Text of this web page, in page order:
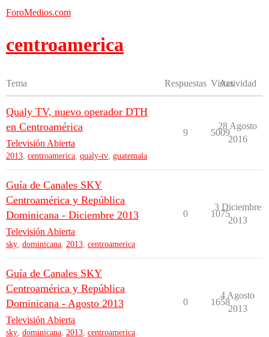
ForoMedios.com
centroamerica
Tema Respuestas Vistas
Actividad
Qualy TV, nuevo operador DTH
en Centroamérica
Televisión Abierta
2013, centroamerica, qualy-tv, guatemala
9 5009
28 Agosto
2016
Guía de Canales SKY
Centroamérica y República
Dominicana - Diciembre 2013
Televisión Abierta
sky, dominicana, 2013, centroamerica
0 1075
3 Diciembre
2013
Guía de Canales SKY
Centroamérica y República
Dominicana - Agosto 2013
Televisión Abierta
sky, dominicana, 2013, centroamerica
0 1658
4 Agosto
2013